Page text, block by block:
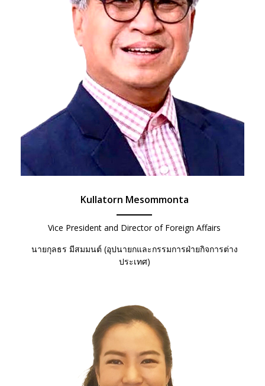
Kullatorn Mesommonta
Vice President and Director of Foreign Affairs
นายกุลธร มีสมมนต์ (อุปนายกและกรรมการฝ่ายกิจการต่าง
ประเทศ)